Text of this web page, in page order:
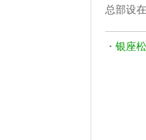
总部设
・ 银座